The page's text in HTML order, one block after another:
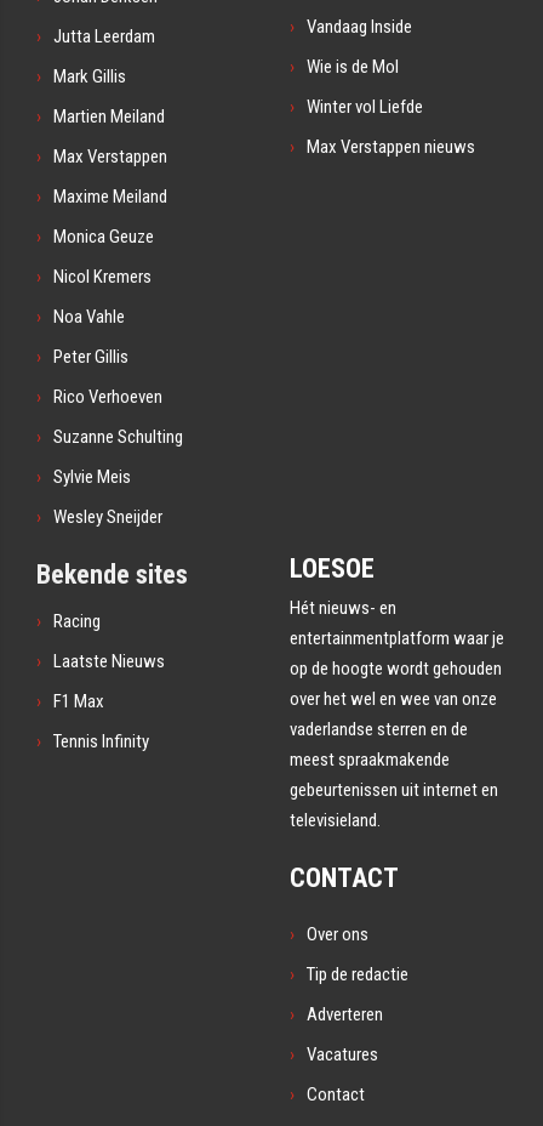
Jutta Leerdam
Mark Gillis
Martien Meiland
Max Verstappen
Maxime Meiland
Monica Geuze
Nicol Kremers
Noa Vahle
Peter Gillis
Rico Verhoeven
Suzanne Schulting
Sylvie Meis
Wesley Sneijder
Vandaag Inside
Wie is de Mol
Winter vol Liefde
Max Verstappen nieuws
Bekende sites
Racing
Laatste Nieuws
F1 Max
Tennis Infinity
LOESOE
Hét nieuws- en
entertainmentplatform waar je
op de hoogte wordt gehouden
over het wel en wee van onze
vaderlandse sterren en de
meest spraakmakende
gebeurtenissen uit internet en
televisieland.
CONTACT
Over ons
Tip de redactie
Adverteren
Vacatures
Contact